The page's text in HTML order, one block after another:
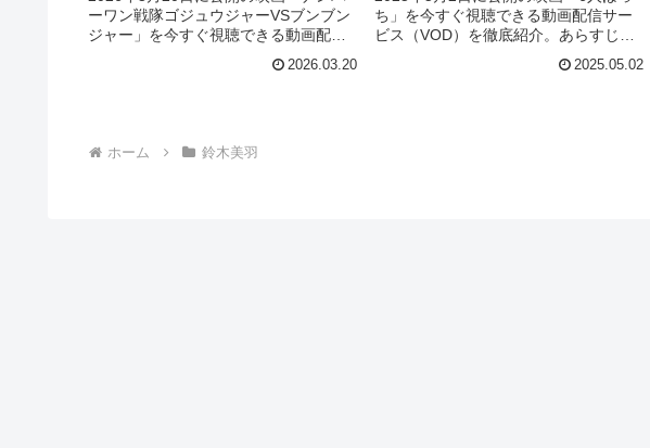
ーワン戦隊ゴジュウジャーVSブンブン
ジャー」を今すぐ視聴できる動画配信
じやキャスト・声優、スタッフ、主題
2026.03.20
ち」を今すぐ視聴できる動画配信サー
ビス（VOD）を徹底紹介。あらすじや
情報はもちろん、実際に見た人の感想
2025.05.02
ホーム 鈴木美羽